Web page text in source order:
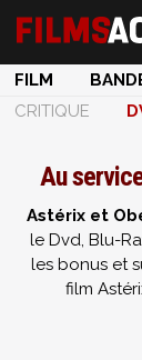
FILM
CRITIQUE
Au
Astérix et
le Dvd, Blu-
les bonus et
film